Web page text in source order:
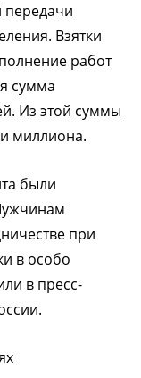
передачи
Взятки
работ
сумма
Из этой суммы
миллиона.
были
при
в особо
в пресс-